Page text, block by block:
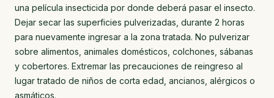
una película insecticida por donde deberá pasar el insecto.
Dejar secar las superficies pulverizadas, durante 2 horas
para nuevamente ingresar a la zona tratada. No pulverizar
sobre alimentos, animales domésticos, colchones, sábanas
y cobertores. Extremar las precauciones de reingreso al
lugar tratado de niños de corta edad, ancianos, alérgicos o
asmáticos.